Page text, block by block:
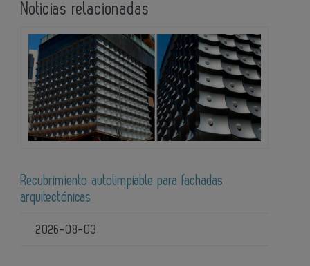
Noticias relacionadas
Recubrimiento autolimpiable para fachadas
arquitectónicas
2026-08-03